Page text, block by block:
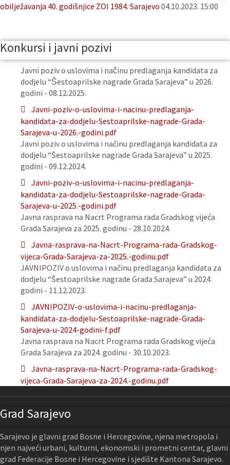
obilježavanja 40. godišnjice ZOI 1984. Sarajevo 04.10.2023. 15:00
Konkursi i javni pozivi
Javni poziv o uslovima i načinu predlaganja kandidata za
dodjelu “Šestoaprilske nagrade Grada Sarajeva” u 2026.
godini - 08.12.2025.
Javni-poziv-o-uslovima-i-nacinu-predlaganja-
kandidata-za-dodjelu-Sestoaprilske-nagrade-Grada-
Sarajeva-u-2026.-godini.pdf
Javni poziv o uslovima i načinu predlaganja kandidata za
dodjelu “Šestoaprilske nagrade Grada Sarajeva” u 2025.
godini - 09.12.2024.
Javni-poziv-o-uslovima-i-nacinu-predlaganja-
kandidata-za-dodjelu-Sestoaprilske-nagrade-Grada-
Sarajeva-u-2025.-godini.pdf
Javna rasprava na Nacrt Programa rada Gradskog vijeća
Grada Sarajeva za 2025. godinu - 28.10.2024.
Javna-rasprava-na-Nacrt-Programa-rada-Gradskog-
vijeca-Grada-Sarajeva-za-2025.-godinu.pdf
JAVNIPOZIV o uslovima i načinu predlaganja kandidata za
dodjelu “Šestoaprilske nagrade Grada Sarajeva” u 2024.
godini - 11.12.2023.
JAVNIPOZIV-o-uslovima-i-nacinu-predlaganja-
kandidata-za-dodjelu-Sestoaprilske-nagrade-Grada-
Sarajeva-u-2024-godini-f.pdf
Javna rasprava na Nacrt Programa rada Gradskog vijeća
Grada Sarajeva za 2024. godinu - 30.10.2023.
Javna-rasprava-na-Nacrt-Programa-rada-Gradskog-
vijeca-Grada-Sarajeva-za-2024.-godinu.pdf
Grad Sarajevo
Sarajevo je glavni grad Bosne i Hercegovine, njena metropola i
njen najveći urbani, kulturni, ekonomski i prometni centar, glavni
grad Federacije Bosne i Hercegovine i sjedište Kantona Sarajevo.